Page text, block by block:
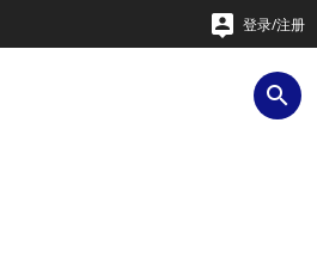
 登录/注册
